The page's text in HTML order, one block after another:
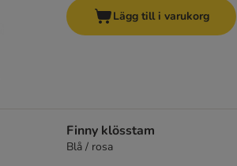
Lägg till i varukorg
Finny klösstam
Blå / rosa